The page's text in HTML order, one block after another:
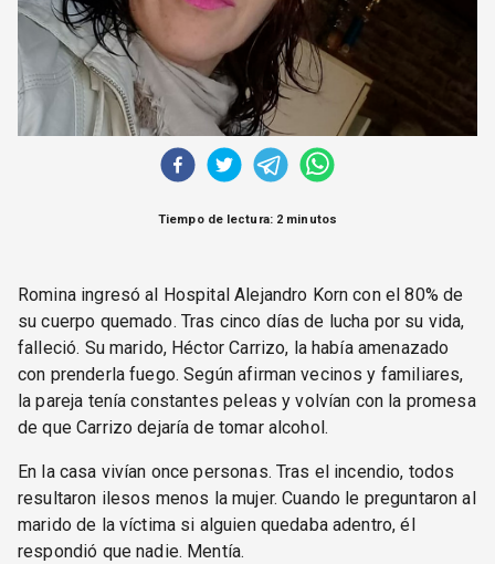
ALTAMIRA RESPONDE
Política Obrera Revista
CONTACTO
Tiempo de lectura: 2 minutos
Romina ingresó al Hospital Alejandro Korn con el 80% de
su cuerpo quemado. Tras cinco días de lucha por su vida,
falleció. Su marido, Héctor Carrizo, la había amenazado
con prenderla fuego. Según afirman vecinos y familiares,
la pareja tenía constantes peleas y volvían con la promesa
de que Carrizo dejaría de tomar alcohol.
En la casa vivían once personas. Tras el incendio, todos
resultaron ilesos menos la mujer. Cuando le preguntaron al
marido de la víctima si alguien quedaba adentro, él
respondió que nadie. Mentía.